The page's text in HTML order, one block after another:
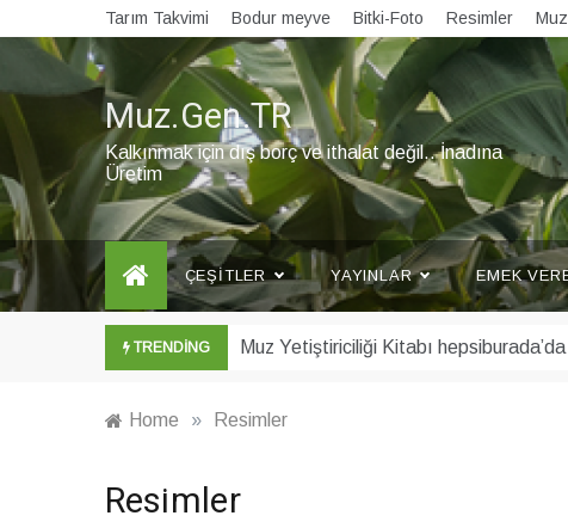
to
Tarım Takvimi Bodur meyve Bitki-Foto Resimler
Muz.Gen.TR
Kalkınmak için dış borç ve ithalat değil.. İnadına
Üretim
ÇEŞITLER YAYINLAR EMEK
TRENDING Şubat ayı Muz Bülteni yayınlandı
Home » Resimler
Resimler